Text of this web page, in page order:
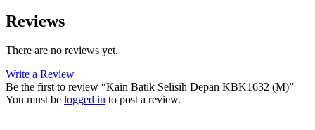
Reviews
There are no reviews yet.
Write a Review
Be the first to review “Kain Batik Selisih Depan KBK1632 (M)”
You must be logged in to post a review.